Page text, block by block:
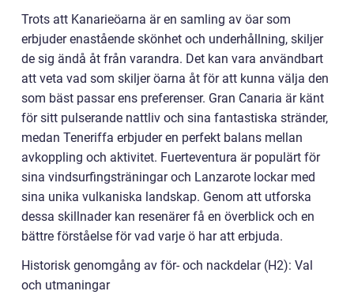
Trots att Kanarieöarna är en samling av öar som
erbjuder enastående skönhet och underhållning, skiljer
de sig ändå åt från varandra. Det kan vara användbart
att veta vad som skiljer öarna åt för att kunna välja den
som bäst passar ens preferenser. Gran Canaria är känt
för sitt pulserande nattliv och sina fantastiska stränder,
medan Teneriffa erbjuder en perfekt balans mellan
avkoppling och aktivitet. Fuerteventura är populärt för
sina vindsurfingsträningar och Lanzarote lockar med
sina unika vulkaniska landskap. Genom att utforska
dessa skillnader kan resenärer få en överblick och en
bättre förståelse för vad varje ö har att erbjuda.
Historisk genomgång av för- och nackdelar (H2): Val
och utmaningar